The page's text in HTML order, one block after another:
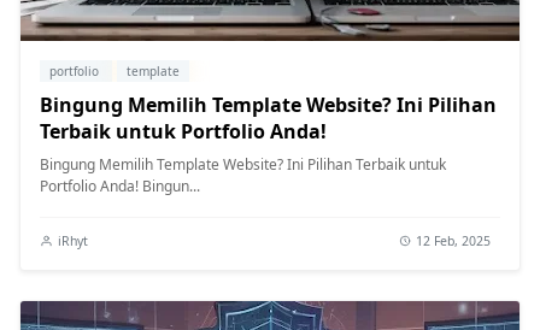
portfolio template
Bingung Memilih Template Website? Ini Pilihan
Terbaik untuk Portfolio Anda!
Bingung Memilih Template Website? Ini Pilihan Terbaik untuk
Portfolio Anda! Bingun...
iRhyt 12 Feb, 2025